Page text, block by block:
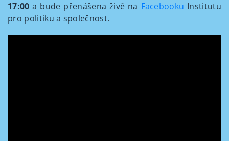
17:00a bude přenášena živě na Facebooku Institutu
pro politiku a společnost.